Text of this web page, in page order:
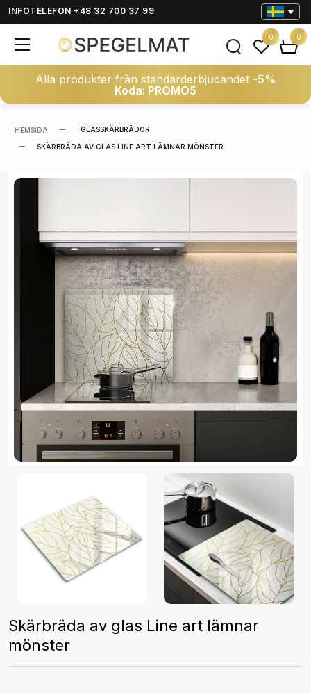
INFOTELEFON +48 32 700 37 99
Alla produkter från standarderbjudandet -5%
Koda: PROMO5
0 0
HEMSIDA GLASSKÄRBRÄDOR
SKÄRBRÄDA AV GLAS LINE ART LÄMNAR MÖNSTER
Skärbräda av glas Line art lämnar
mönster